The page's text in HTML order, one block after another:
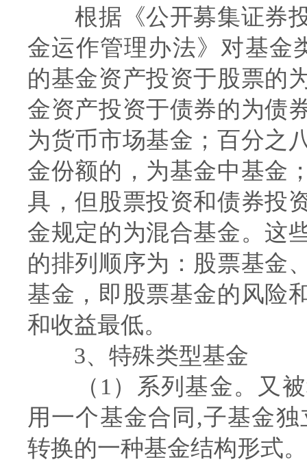
根据《公开募集证券投
金运作管理办法》对基金
的基金资产投资于股票的
金资产投资于债券的为债
为货币市场基金；百分之
金份额的，为基金中基金
具，但股票投资和债券投
金规定的为混合基金。这
的排列顺序为：股票基金
基金，即股票基金的风险
和收益最低。
3、特殊类型基金
（1）系列基金。又被
用一个基金合同,子基金
转换的一种基金结构形式。